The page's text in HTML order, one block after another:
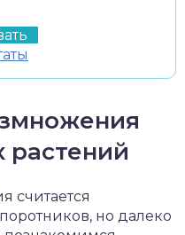
растений
считается
но далеко